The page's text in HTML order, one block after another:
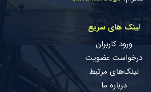
لینک های سریع
ورود کاربران
درخواست عضویت
لینک‌های مرتبط
درباره ما